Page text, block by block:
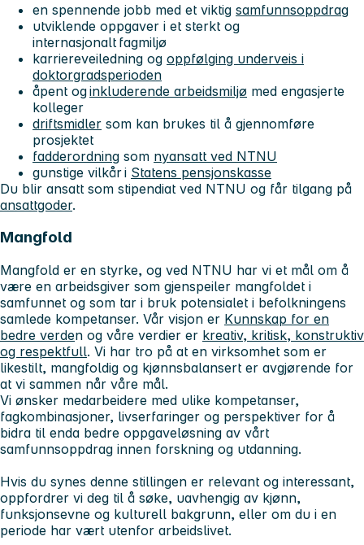
en spennende jobb med et viktig samfunnsoppdrag
utviklende oppgaver i et sterkt og
internasjonalt fagmiljø
karriereveiledning og oppfølging underveis i
doktorgradsperioden
åpent oginkluderende arbeidsmiljø med engasjerte
kolleger
driftsmidler som kan brukes til å gjennomføre
prosjektet
fadderordning som nyansatt ved NTNU
gunstige vilkår i Statens pensjonskasse
Du blir ansatt som stipendiat ved NTNU og får tilgang på
ansattgoder.
Mangfold
Mangfold er en styrke, og ved NTNU har vi et mål om å
være en arbeidsgiver som gjenspeiler mangfoldet i
samfunnet og som tar i bruk potensialet i befolkningens
samlede kompetanser. Vår visjon er Kunnskap for en
bedre verden og våre verdier er kreativ, kritisk, konstruktiv
og respektfull. Vi har tro på at en virksomhet som er
likestilt, mangfoldig og kjønnsbalansert er avgjørende for
at vi sammen når våre mål.
Vi ønsker medarbeidere med ulike kompetanser,
fagkombinasjoner, livserfaringer og perspektiver for å
bidra til enda bedre oppgaveløsning av vårt
samfunnsoppdrag innen forskning og utdanning.
Hvis du synes denne stillingen er relevant og interessant,
oppfordrer vi deg til å søke, uavhengig av kjønn,
funksjonsevne og kulturell bakgrunn, eller om du i en
periode har vært utenfor arbeidslivet.